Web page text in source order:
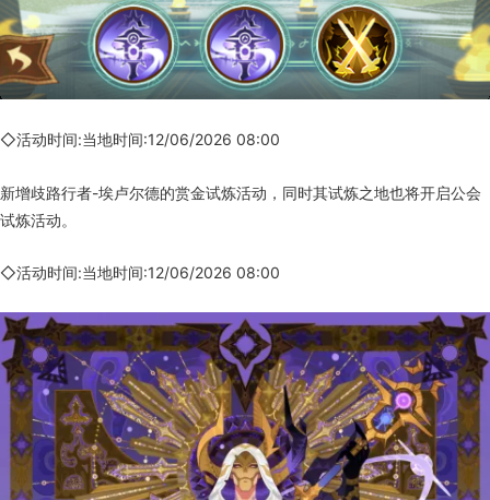
◇活动时间:当地时间:12/06/2026 08:00
新增歧路行者-埃卢尔德的赏金试炼活动，同时其试炼之地也将开启公会
试炼活动。
◇活动时间:当地时间:12/06/2026 08:00